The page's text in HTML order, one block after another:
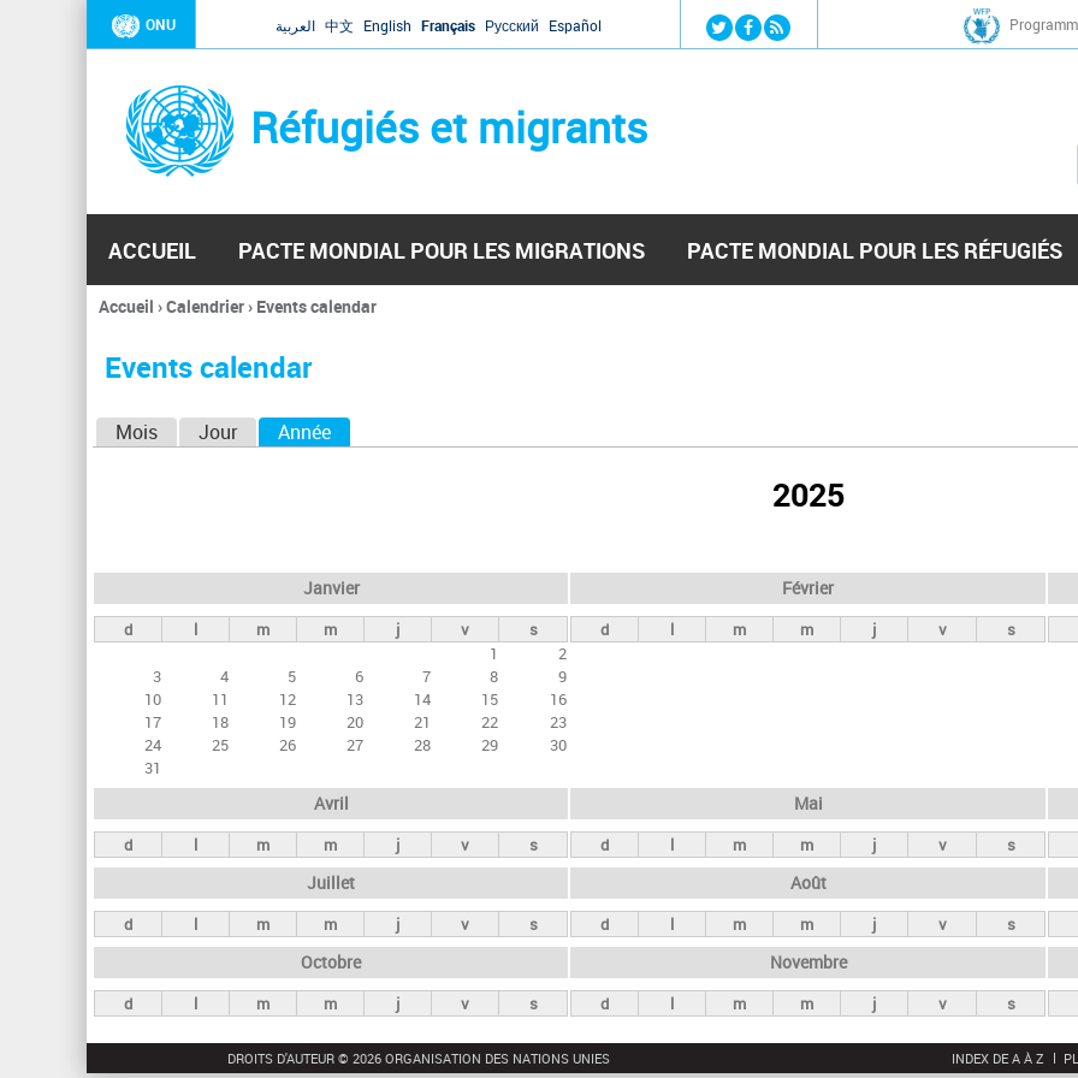
Jump to navigation
ONU العربية 中文 English Français Русский Español
Réfugiés et migrants
ACCUEIL PACTE MONDIAL POUR LES MIGRATIONS PACTE MONDIAL POUR LES RÉFUGIÉS
Vous
ici
Accueil ›Calendrier› Events calendar
Events calendar
e
t
s
i
p
a
u
x
Mois Jour Année
2025
Janvier
d l m m j v
s
1
2
3
4 5 6 7 8
9
10
11 12 13 14 15
16
17
18 19 20 21 22
23
24
25 26 27 28 29
30
31
Février
d l m m j v s
Avril
d l m m j v s
Mai
d l m m j v s
Juillet
d l m m j v s
Août
d l m m j v s
Octobre
d l m m j v s
Novembre
d l m m j v s
DROITS D'AUTEUR © 2026 ORGANISATION DES NATIONS UNIES INDEX DE A À Z